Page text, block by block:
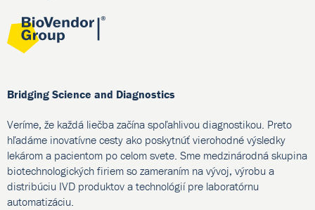
Bridging Science and Diagnostics
Veríme, že každá liečba začína spoľahlivou diagnostikou. Preto
hľadáme inovatívne cesty ako poskytnúť vierohodné výsledky
lekárom a pacientom po celom svete. Sme medzinárodná skupina
biotechnologických firiem so zameraním na vývoj, výrobu a
distribúciu IVD produktov a technológií pre laboratórnu
automatizáciu.